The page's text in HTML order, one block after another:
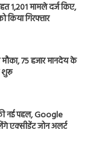
1,201 मामले दर्ज किए,
किया गिरफ्तार
मौका, 75 हजार मानदेय के
शुरू
नई पहल, Google
एक्सीडेंट जोन अलर्ट